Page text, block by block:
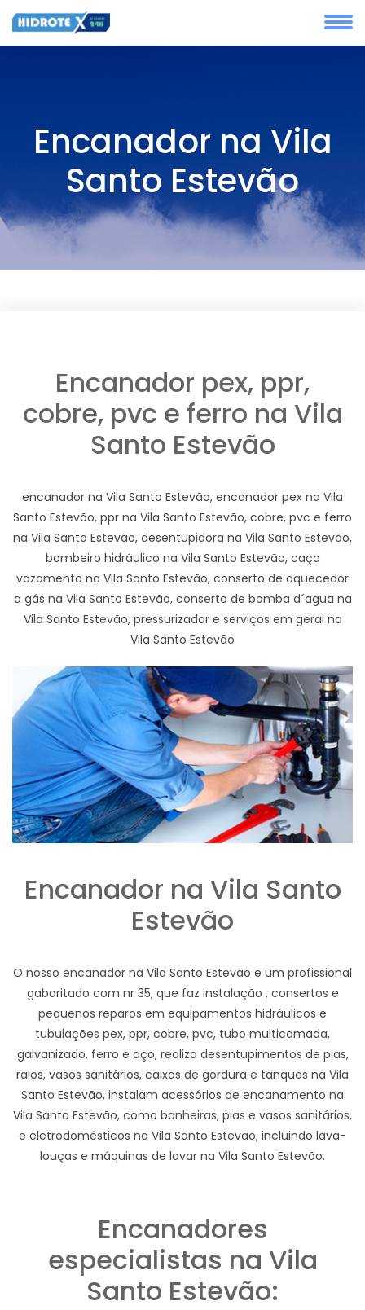
Encanador na Vila
Santo Estevão
Encanador pex, ppr,
cobre, pvc e ferro na Vila
Santo Estevão
encanador na Vila Santo Estevão, encanador pex na Vila
Santo Estevão, ppr na Vila Santo Estevão, cobre, pvc e ferro
na Vila Santo Estevão, desentupidora na Vila Santo Estevão,
bombeiro hidráulico na Vila Santo Estevão, caça
vazamento na Vila Santo Estevão, conserto de aquecedor
a gás na Vila Santo Estevão, conserto de bomba d´agua na
Vila Santo Estevão, pressurizador e serviços em geral na
Vila Santo Estevão
Encanador na Vila Santo
Estevão
O nosso encanador na Vila Santo Estevão e um profissional
gabaritado com nr 35, que faz instalação , consertos e
pequenos reparos em equipamentos hidráulicos e
tubulações pex, ppr, cobre, pvc, tubo multicamada,
galvanizado, ferro e aço, realiza desentupimentos de pias,
ralos, vasos sanitários, caixas de gordura e tanques na Vila
Santo Estevão, instalam acessórios de encanamento na
Vila Santo Estevão, como banheiras, pias e vasos sanitários,
e eletrodomésticos na Vila Santo Estevão, incluindo lava-
louças e máquinas de lavar na Vila Santo Estevão.
Encanadores
especialistas na Vila
Santo Estevão: